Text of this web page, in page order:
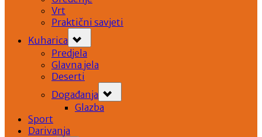
Vrt
Praktični savjeti
Kuharica
sub-
menu
Predjela
Glavna jela
Deserti
Događanja
sub-
menu
Glazba
Sport
Darivanja